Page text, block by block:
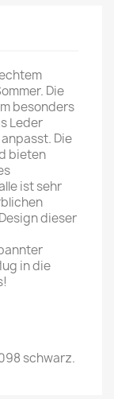
Die
besonders
Leder
Die
bieten
ist sehr
dieser
in die
schwarz.